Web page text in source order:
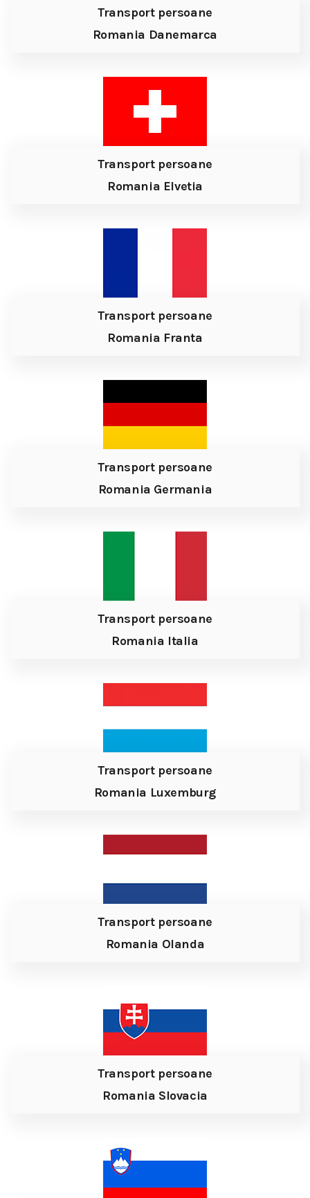
Transport persoane
Romania Danemarca
Transport persoane
Romania Elvetia
Transport persoane
Romania Franta
Transport persoane
Romania Germania
Transport persoane
Romania Italia
Transport persoane
Romania Luxemburg
Transport persoane
Romania Olanda
Transport persoane
Romania Slovacia